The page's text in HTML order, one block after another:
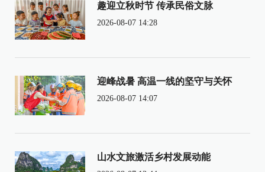
趣迎立秋时节 传承民俗文脉
2026-08-07 14:28
迎峰战暑 高温一线的坚守与关怀
2026-08-07 14:07
山水文旅激活乡村发展动能